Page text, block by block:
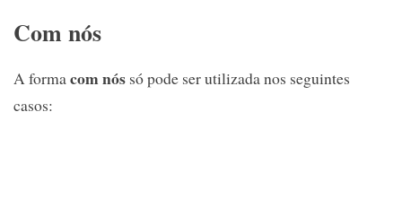
Com nós
A formacom nós só pode ser utilizada nos seguintes
casos: